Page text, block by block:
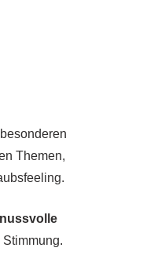
Themen,